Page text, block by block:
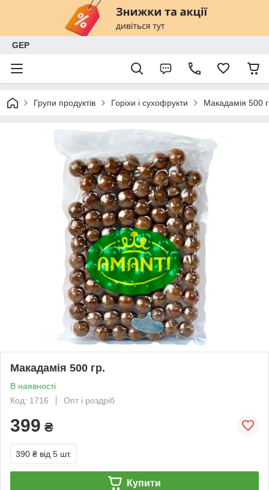
GEP
Групи продуктів Горіхи і сухофрукти Макадамія 500
Макадамія 500 гр.
В наявності
Код: 1716
Опт і роздріб
399 ₴
390 ₴ від 5 шт.
Купити